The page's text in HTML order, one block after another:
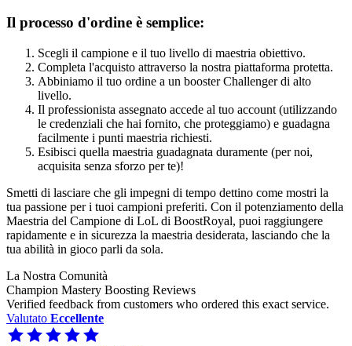
Il processo d'ordine è semplice:
Scegli il campione e il tuo livello di maestria obiettivo.
Completa l'acquisto attraverso la nostra piattaforma protetta.
Abbiniamo il tuo ordine a un booster Challenger di alto
livello.
Il professionista assegnato accede al tuo account (utilizzando
le credenziali che hai fornito, che proteggiamo) e guadagna
facilmente i punti maestria richiesti.
Esibisci quella maestria guadagnata duramente (per noi,
acquisita senza sforzo per te)!
Smetti di lasciare che gli impegni di tempo dettino come mostri la
tua passione per i tuoi campioni preferiti. Con il potenziamento della
Maestria del Campione di LoL di BoostRoyal, puoi raggiungere
rapidamente e in sicurezza la maestria desiderata, lasciando che la
tua abilità in gioco parli da sola.
La Nostra Comunità
Champion Mastery Boosting Reviews
Verified feedback from customers who ordered this exact service.
Valutato Eccellente